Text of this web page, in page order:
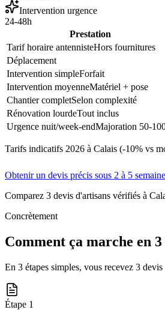
Intervention urgence
24-48h
Prestation
Tarif horaire antennisteHors fournitures
Déplacement
Intervention simpleForfait
Intervention moyenneMatériel + pose
Chantier completSelon complexité
Rénovation lourdeTout inclus
Urgence nuit/week-endMajoration 50-
Tarifs indicatifs 2026 à Calais (-10% vs
Obtenir un devis précis sous 2 à 5
Comparez 3 devis d'artisans vérifiés à
Concrètement
Comment ça marche en 3
En 3 étapes simples, vous recevez 3
Étape 1